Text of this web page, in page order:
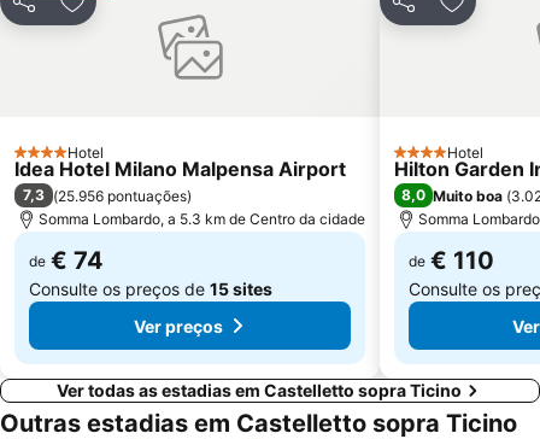
Porto di Stresa
Navigli District
Maciachini Metro Station
Lorenteggio-Giambellino
Pombia Safaripark
PartilharAdicionar aos favoritos
4 Estrelas
Hotel
Idea Hotel Milano Malpensa Airport
7,3 (25.956 pontuações)
Somma Lombardo, a 5.3 km de Centro da cidade
de € 74
Consulte os preços de 15 sites
Ver preços
Partilhar
4 Estrelas
Hotel
Hilton Garden
8,0 Muito boa (
Somma
de € 110
Consulte os
Ver todas as estadias em Castelletto sopra Ticino
Outras estadias em Castelletto sopra Ticino